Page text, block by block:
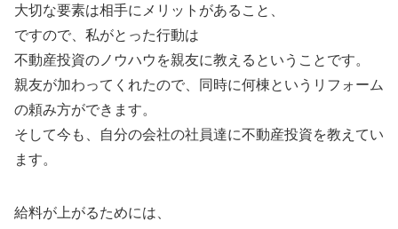
大切な要素は相手にメリットがあること、
ですので、私がとった行動は
不動産投資のノウハウを親友に教えるということです。
親友が加わってくれたので、同時に何棟というリフォーム
の頼み方ができます。
そして今も、自分の会社の社員達に不動産投資を教えてい
ます。
給料が上がるためには、